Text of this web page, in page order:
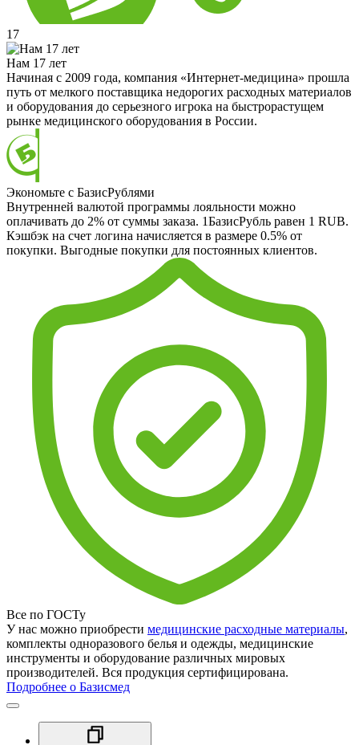
17
Нам 17 лет
Начиная с 2009 года, компания «Интернет-медицина» прошла
путь от мелкого поставщика недорогих расходных материалов
и оборудования до серьезного игрока на быстрорастущем
рынке медицинского оборудования в России.
Экономьте с БазисРублями
Внутренней валютой программы лояльности можно
оплачивать до 2% от суммы заказа. 1БазисРубль равен 1 RUB.
Кэшбэк на счет логина начисляется в размере 0.5% от
покупки. Выгодные покупки для постоянных клиентов.
Все по ГОСТу
У нас можно приобрести медицинские расходные материалы,
комплекты одноразового белья и одежды, медицинские
инструменты и оборудование различных мировых
производителей. Вся продукция сертифицирована.
Подробнее о Базисмед